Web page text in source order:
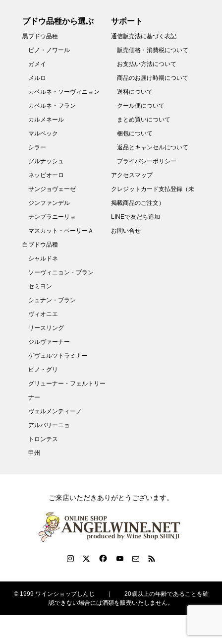
ブドウ品種から選ぶ
黒ブドウ品種
ピノ・ノワール
ガメイ
メルロ
カベルネ・ソーヴィニョン
カベルネ・フラン
カルメネール
マルベック
シラー
グルナッシュ
ネッビオーロ
サンジョヴェーゼ
ジンファンデル
テンプラニーリョ
マスカット・ベーリーＡ
白ブドウ品種
シャルドネ
ソーヴィニョン・ブラン
セミヨン
シュナン・ブラン
ヴィオニエ
リースリング
ジルヴァーナー
ゲヴュルツトラミナー
ピノ・グリ
グリューナー・フェルトリー
ナー
ヴェルメンティーノ
アルバリーニョ
トロンテス
甲州
サポート
通信販売法に基づく表記
販売価格・消費税について
お支払い方法について
商品のお届け時期について
送料について
クール便について
まとめ買いについて
梱包について
返品とキャンセルについて
プライバシーポリシー
アクセスマップ
クレジットカード支払登録（未
掲載商品のご注文）
LINEで友だち追加
お問い合せ
ご来店いただきありがとうございます。
© 1999 ワインショップしんじ ｜ 20歳以上の年齢であることを確
認できない場合には酒類を販売いたしません。